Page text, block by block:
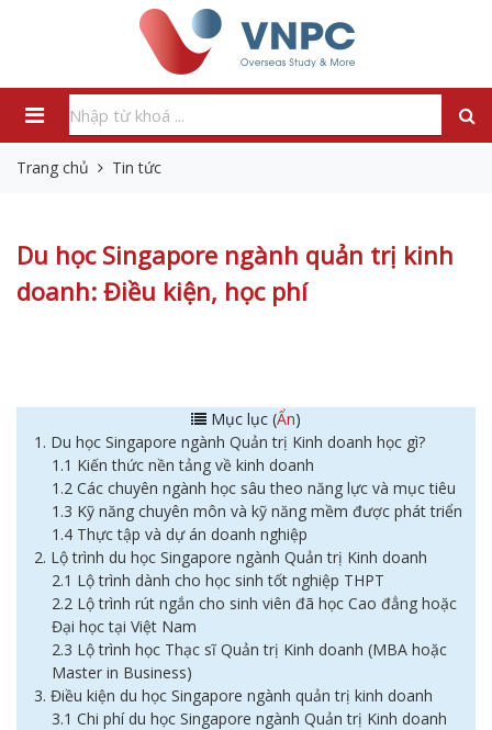
Trang chủ Tin tức
Du học Singapore ngành quản trị kinh
doanh: Điều kiện, học phí
Mục lục (Ẩn)
1. Du học Singapore ngành Quản trị Kinh doanh học gì?
1.1 Kiến thức nền tảng về kinh doanh
1.2 Các chuyên ngành học sâu theo năng lực và mục tiêu
1.3 Kỹ năng chuyên môn và kỹ năng mềm được phát triển
1.4 Thực tập và dự án doanh nghiệp
2. Lộ trình du học Singapore ngành Quản trị Kinh doanh
2.1 Lộ trình dành cho học sinh tốt nghiệp THPT
2.2 Lộ trình rút ngắn cho sinh viên đã học Cao đẳng hoặc
Đại học tại Việt Nam
2.3 Lộ trình học Thạc sĩ Quản trị Kinh doanh (MBA hoặc
Master in Business)
3. Điều kiện du học Singapore ngành quản trị kinh doanh
3.1 Chi phí du học Singapore ngành Quản trị Kinh doanh